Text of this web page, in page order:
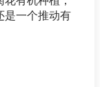
是一个推动有